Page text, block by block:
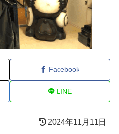
Facebook
LINE
2024年11月11日